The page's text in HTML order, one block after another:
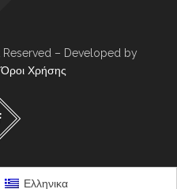
– Developed by
Όροι Χρήσης
Ελληνικα